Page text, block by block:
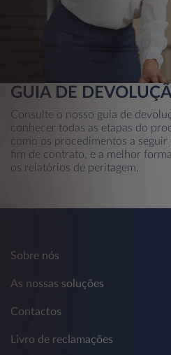
GUIA DE
Consulte o nosso guia de
conhecer todas as etapas do
como os procedimentos a seguir
fim de contrato, e a melhor
os relatórios de peritagem.
Sobre nós
As nossas soluções
Contactos
Livro de reclamações